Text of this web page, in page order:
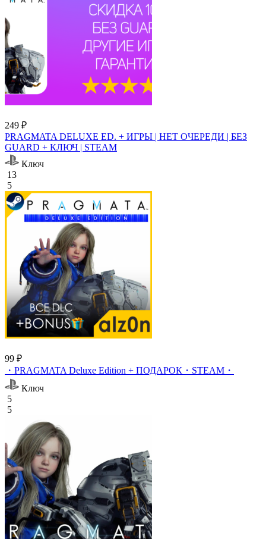
249 ₽
PRAGMATA DELUXE ED. + ИГРЫ | НЕТ ОЧЕРЕДИ | БЕЗ
GUARD + КЛЮЧ | STEAM
Ключ
13
5
99 ₽
・PRAGMATA Deluxe Edition + ПОДАРОК・STEAM・
Ключ
5
5